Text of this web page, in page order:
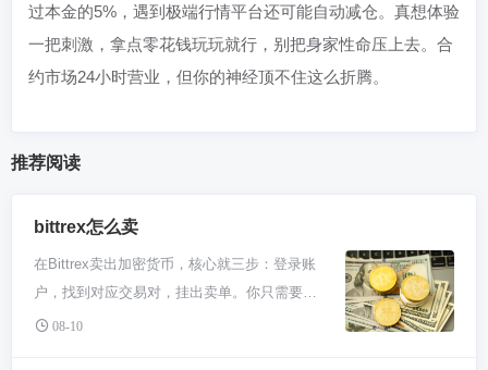
过本金的5%，遇到极端行情平台还可能自动减仓。真想体验
一把刺激，拿点零花钱玩玩就行，别把身家性命压上去。合
约市场24小时营业，但你的神经顶不住这么折腾。
推荐阅读
bittrex怎么卖
在Bittrex卖出加密货币，核心就三步：登录账
户，找到对应交易对，挂出卖单。你只需要决
定卖多少、按市价快速成交还是挂限价单等待
08-10